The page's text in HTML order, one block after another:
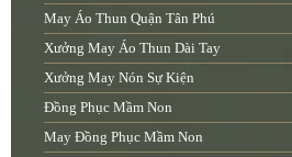
May Áo Thun Quận Tân Phú
Xưởng May Áo Thun Dài Tay
Xưởng May Nón Sự Kiện
Đồng Phục Mầm Non
May Đồng Phục Mầm Non